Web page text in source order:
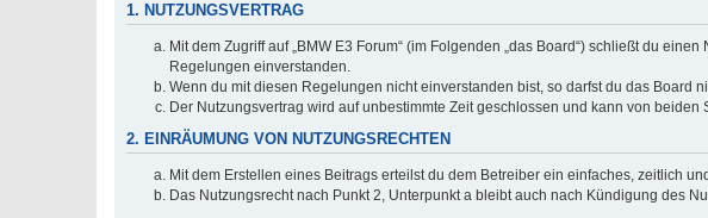
1. NUTZUNGSVERTRAG
Mit dem Zugriff auf „BMW E3 Forum“ (im Folgenden „das Board“) schließt du
Regelungen einverstanden.
Wenn du mit diesen Regelungen nicht einverstanden bist, so darfst du das Board
Der Nutzungsvertrag wird auf unbestimmte Zeit geschlossen und kann von
2. EINRÄUMUNG VON NUTZUNGSRECHTEN
Mit dem Erstellen eines Beitrags erteilst du dem Betreiber ein einfaches, zeitlich
Das Nutzungsrecht nach Punkt 2, Unterpunkt a bleibt auch nach Kündigung des